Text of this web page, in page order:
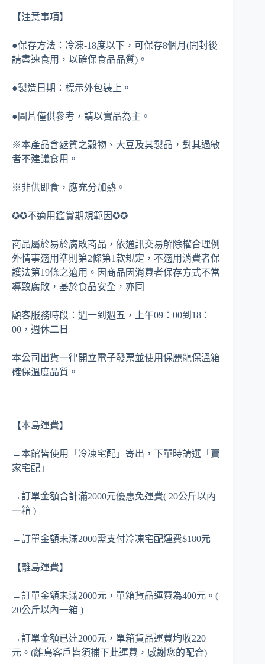
【注意事項】
●保存方法：冷凍-18度以下，可保存8個月(開封後
請盡速食用，以確保食品品質)。
●製造日期：標示外包裝上。
●圖片僅供參考，請以實品為主。
※本產品含麩質之穀物、大豆及其製品，對其過敏
者不建議食用。
※非供即食，應充分加熱。
✪✪不適用鑑賞期規範因✪✪
商品屬於易於腐敗商品，依通訊交易解除權合理例
外情事適用準則第2條第1款規定，不適用消費者保
護法第19條之適用。因商品因消費者保存方式不當
導致腐敗，基於食品安全，亦同
顧客服務時段：週一到週五，上午09：00到18：
00，週休二日
本公司出貨一律開立電子發票並使用保麗龍保溫箱
確保溫度品質。
【本島運費】
→本館皆使用「冷凍宅配」寄出，下單時請選「賣
家宅配」
→訂單金額合計滿2000元優惠免運費( 20公斤以內
一箱 )
→訂單金額未滿2000需支付冷凍宅配運費$180元
【離島運費】
→訂單金額未滿2000元，單箱貨品運費為400元。(
20公斤以內一箱 )
→訂單金額已達2000元，單箱貨品運費均收220
元。(離島客戶皆須補下此運費，感謝您的配合)